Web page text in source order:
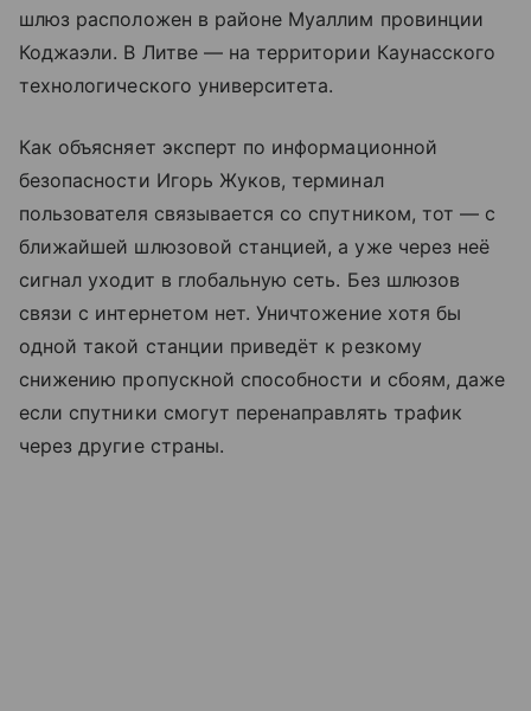
шлюз расположен в районе Муаллим провинции
Коджаэли. В Литве — на территории Каунасского
технологического университета.
Как объясняет эксперт по информационной
безопасности Игорь Жуков, терминал
пользователя связывается со спутником, тот — с
ближайшей шлюзовой станцией, а уже через неё
сигнал уходит в глобальную сеть. Без шлюзов
связи с интернетом нет. Уничтожение хотя бы
одной такой станции приведёт к резкому
снижению пропускной способности и сбоям, даже
если спутники смогут перенаправлять трафик
через другие страны.